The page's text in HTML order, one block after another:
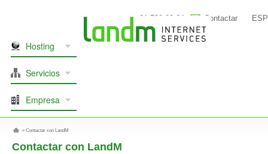
91 739 80 64 Contactar ESP
Hosting
Servicios
Empresa
» Contactar con LandM
Contactar con LandM